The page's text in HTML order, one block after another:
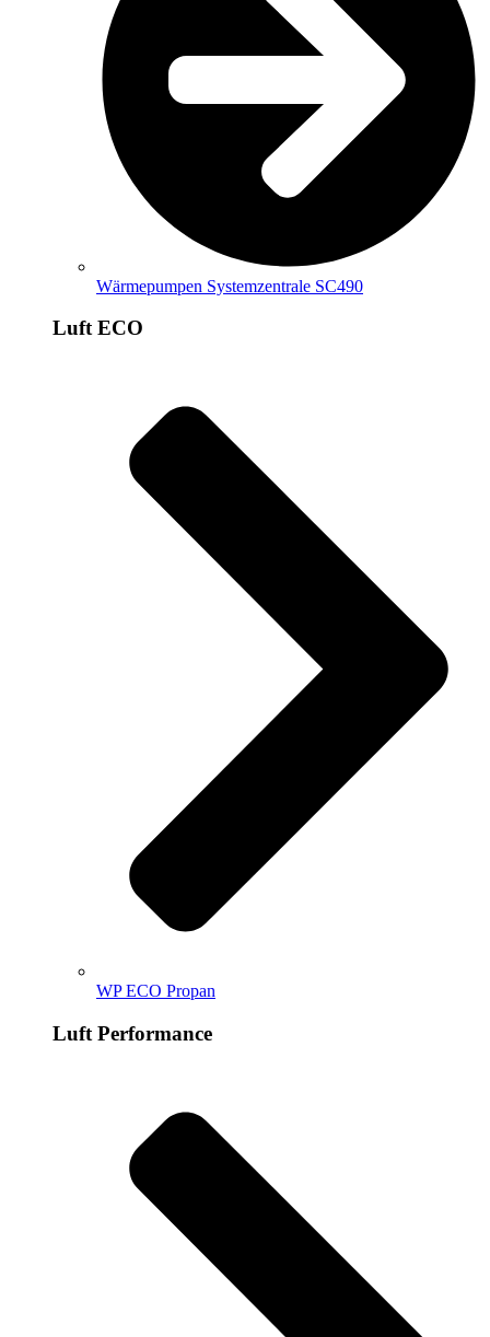
Wärmepumpen Systemzentrale SC490
Luft ECO
WP ECO Propan
Luft Performance